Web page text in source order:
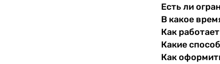
Есть ли
В какое
Как
Какие
Как